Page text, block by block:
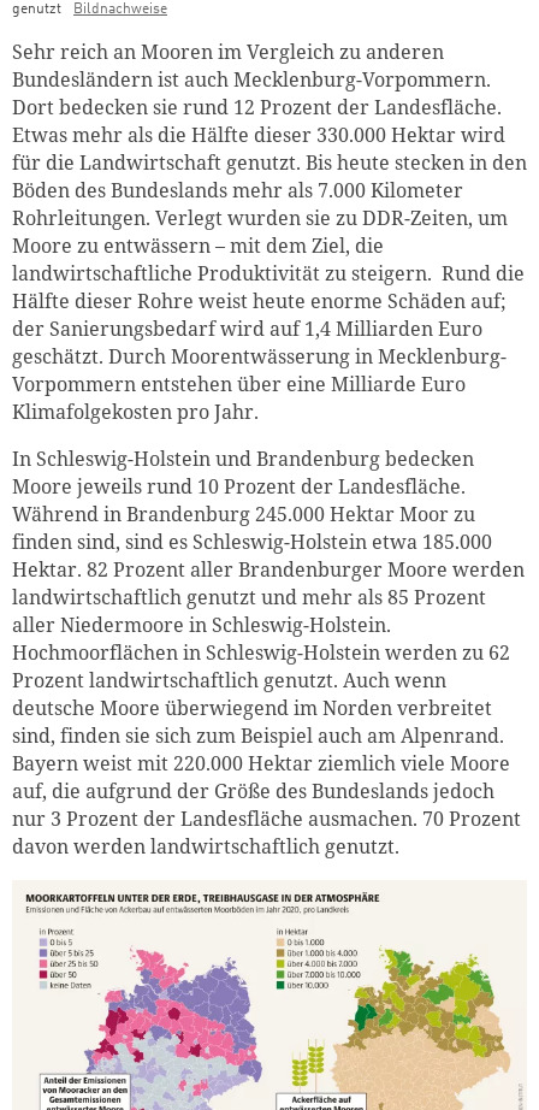
genutzt Bildnachweise
Sehr reich an Mooren im Vergleich zu anderen
Bundesländern ist auch Mecklenburg-Vorpommern.
Dort bedecken sie rund 12 Prozent der Landesfläche.
Etwas mehr als die Hälfte dieser 330.000 Hektar wird
für die Landwirtschaft genutzt. Bis heute stecken in den
Böden des Bundeslands mehr als 7.000 Kilometer
Rohrleitungen. Verlegt wurden sie zu DDR-Zeiten, um
Moore zu entwässern – mit dem Ziel, die
landwirtschaftliche Produktivität zu steigern. Rund die
Hälfte dieser Rohre weist heute enorme Schäden auf;
der Sanierungsbedarf wird auf 1,4 Milliarden Euro
geschätzt. Durch Moorentwässerung in Mecklenburg-
Vorpommern entstehen über eine Milliarde Euro
Klimafolgekosten pro Jahr.
In Schleswig-Holstein und Brandenburg bedecken
Moore jeweils rund 10 Prozent der Landesfläche.
Während in Brandenburg 245.000 Hektar Moor zu
finden sind, sind es Schleswig-Holstein etwa 185.000
Hektar. 82 Prozent aller Brandenburger Moore werden
landwirtschaftlich genutzt und mehr als 85 Prozent
aller Niedermoore in Schleswig-Holstein.
Hochmoorflächen in Schleswig-Holstein werden zu 62
Prozent landwirtschaftlich genutzt. Auch wenn
deutsche Moore überwiegend im Norden verbreitet
sind, finden sie sich zum Beispiel auch am Alpenrand.
Bayern weist mit 220.000 Hektar ziemlich viele Moore
auf, die aufgrund der Größe des Bundeslands jedoch
nur 3 Prozent der Landesfläche ausmachen. 70 Prozent
davon werden landwirtschaftlich genutzt.